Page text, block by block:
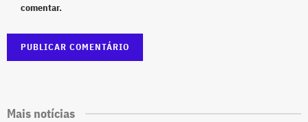
comentar.
Mais notícias